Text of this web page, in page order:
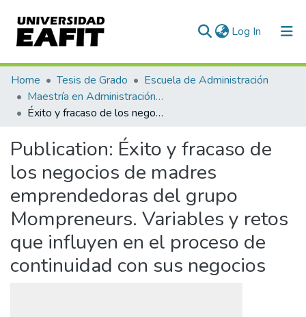
Log In (current)
Communities & Collections
All of DSpace
Home Tesis de Grado
Escuela de Administración
Maestría en Administración - MBA (tesis)
Éxito y fracaso de los negocios de madres emprendedoras del grupo Mompreneurs. Variables y retos que influyen en el proceso de continuidad con sus negocios
Publication: Éxito y fracaso de
los negocios de madres
emprendedoras del grupo
Mompreneurs. Variables y retos
que influyen en el proceso de
continuidad con sus negocios